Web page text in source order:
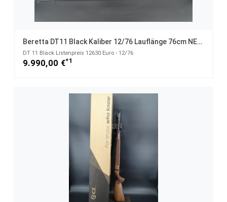
Beretta DT11 Black Kaliber 12/76 Lauflänge 76cm NEUWAFFE
DT 11 Black Listenpreis 12630 Euro - 12/76
9.990,00 €*1